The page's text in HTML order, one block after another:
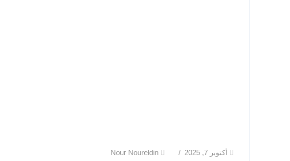
أكتوبر 7, 2025 Nour Noureldin